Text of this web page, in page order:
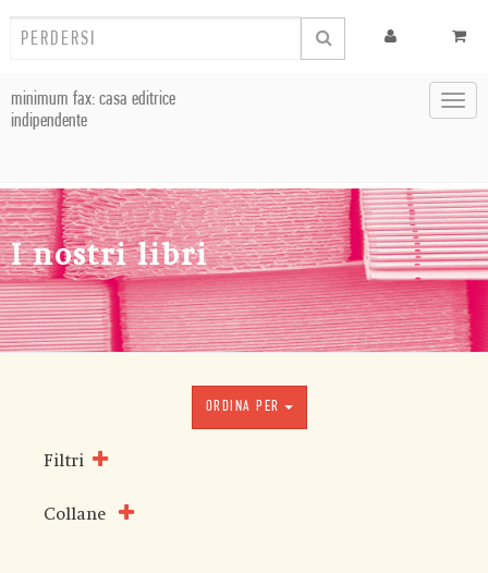
minimum fax: casa editrice
indipendente
I nostri libri
ORDINA PER
Filtri
Collane